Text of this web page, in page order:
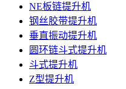
NE板链提升机
钢丝胶带提升机
垂直振动提升机
圆环链斗式提升机
斗式提升机
Z型提升机